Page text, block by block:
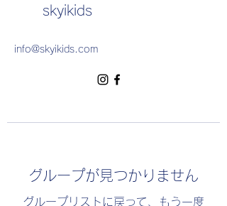
skyikids
info@skyikids.com
グループが見つかりません
グループリストに戻って、もう一度